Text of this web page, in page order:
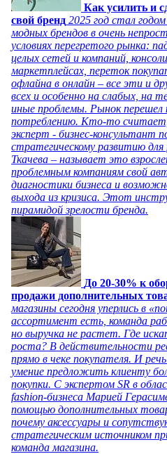
Как усилить и
свой бренд 2025 год стал
модных брендов в очень
условиях перегретого рынка:
целых сетей и компаний,
маркетплейсах, переток
офлайна в онлайн – все эти и
всех и особенно на слабых, на
иные проблемы. Рынок перешел
потреблению. Кто-то
эксперт - бизнес-консультант
стратегическому развитию для
Ткачева – называет это
проблемным компаниям свой
диагностики бизнеса и
выхода из кризиса. Этот
пирамидой зрелости бренда.
До 20-30% к
продажи дополнительных
магазины сегодня уперлись в
ассортимент есть, команда
но выручка не растет. Где
роста? В действительности
прямо в чеке покупателя. И
умение предложить клиенту
покупки. С экспертом SR в
fashion-бизнеса Марией
помощью дополнительных
почему аксессуары и
стратегическим источником
команда магазина.